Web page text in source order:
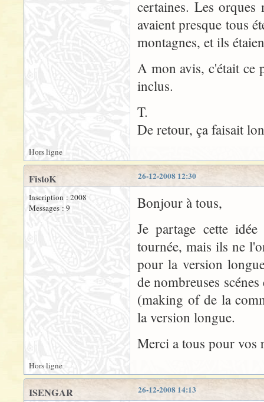
certaines. Les orques
avaient presque tous
montagnes, et ils
A mon avis, c'était ce
inclus.
T.
De retour, ça faisait
Hors ligne
26-12-2008 12:30
FistoK
Inscription : 2008
Messages : 9
Bonjour à tous,
Je partage cette
tournée, mais ils ne
pour la version
de nombreuses
(making of de la
la version longue.
Merci a tous pour vos
Hors ligne
26-12-2008 14:13
ISENGAR